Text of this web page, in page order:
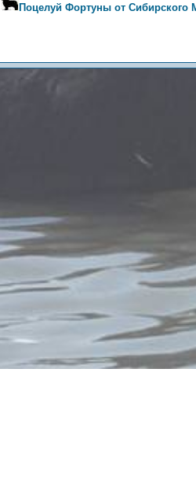
Поцелуй Фортуны от Сибирского